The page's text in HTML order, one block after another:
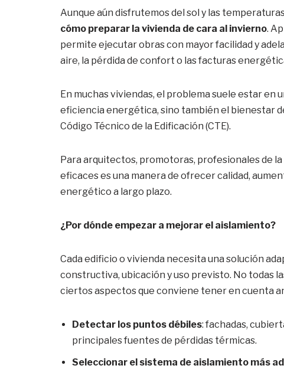
Aunque aún disfrutemos del sol y las
cómo preparar la vivienda de cara al invierno.
permite ejecutar obras con mayor facilidad y
aire, la pérdida de confort o las facturas
En muchas viviendas, el problema suele estar
eficiencia energética, sino también el bienestar
Código Técnico de la Edificación (CTE).
Para arquitectos, promotoras, profesionales de
eficaces es una manera de ofrecer calidad,
energético a largo plazo.
¿Por dónde empezar a mejorar el aislamiento?
Cada edificio o vivienda necesita una solución
constructiva, ubicación y uso previsto. No todas
ciertos aspectos que conviene tener en cuenta
Detectar los puntos débiles: fachadas,
principales fuentes de pérdidas térmicas.
Seleccionar el sistema de aislamiento más